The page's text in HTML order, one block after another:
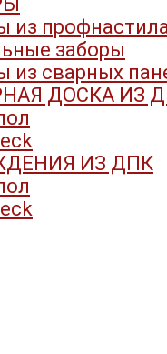
из
заборы
из сварных
ДОСКА ИЗ
ИЗ ДПК